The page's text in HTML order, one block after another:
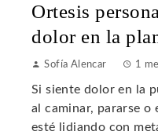
Ortesis
dolor en la
Sofía Alencar 1
Si siente dolor en la
al caminar, pararse o
esté lidiando con